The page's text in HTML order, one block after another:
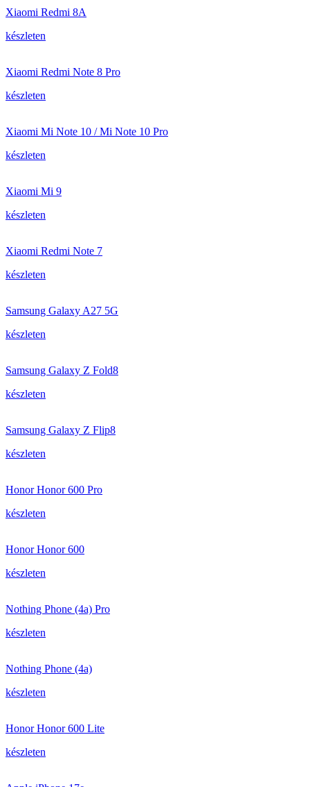
Xiaomi Redmi 8A
készleten
Xiaomi Redmi Note 8 Pro
készleten
Xiaomi Mi Note 10 / Mi Note 10 Pro
készleten
Xiaomi Mi 9
készleten
Xiaomi Redmi Note 7
készleten
Samsung Galaxy A27 5G
készleten
Samsung Galaxy Z Fold8
készleten
Samsung Galaxy Z Flip8
készleten
Honor Honor 600 Pro
készleten
Honor Honor 600
készleten
Nothing Phone (4a) Pro
készleten
Nothing Phone (4a)
készleten
Honor Honor 600 Lite
készleten